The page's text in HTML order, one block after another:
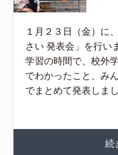
１月２３日（金）に
さい 発表会」を行い
学習の時間で、校外
でわかったこと、み
でまとめて発表しま
続